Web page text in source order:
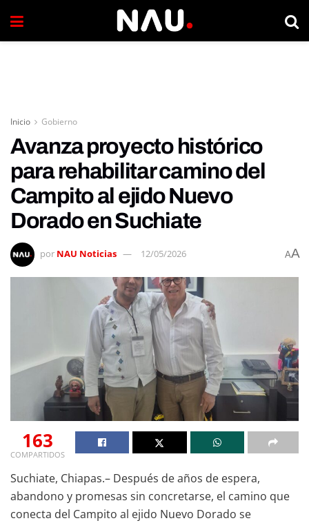
Inicio Gobierno
Avanza proyecto histórico
para rehabilitar camino del
Campito al ejido Nuevo
Dorado en Suchiate
por NAU Noticias 12/05/2026 AA
163
COMPARTIDOS
Suchiate, Chiapas.– Después de años de espera,
abandono y promesas sin concretarse, el camino que
conecta del Campito al ejido Nuevo Dorado se